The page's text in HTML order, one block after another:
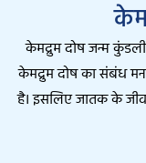
केमद्रुम दोष जन्म
केमद्रुम दोष का संबंध
है। इसलिए जातक के